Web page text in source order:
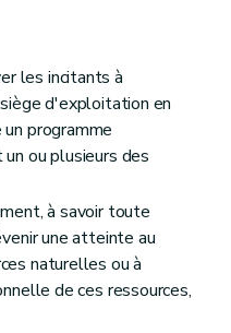
les incitants à
d'exploitation en
programme
ou plusieurs des
à savoir toute
une atteinte au
naturelles ou à
de ces ressources,